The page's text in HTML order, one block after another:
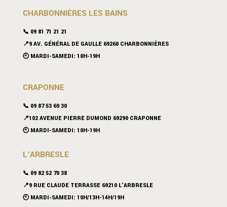
CHARBONNIÈRES LES BAINS
📞 09 81 71 21 21
📍9 AV. GÉNÉRAL DE GAULLE 69260 CHARBONNIÈRES
🕙 MARDI-SAMEDI: 10H-19H
CRAPONNE
📞 09 87 53 69 30
📍102 AVENUE PIERRE DUMOND 69290 CRAPONNE
🕙 MARDI-SAMEDI: 10H-19H
L’ARBRESLE
📞 09 82 52 70 38
📍9 RUE CLAUDE TERRASSE 69210 L’ARBRESLE
🕙 MARDI-SAMEDI: 10H/13H-14H/19H